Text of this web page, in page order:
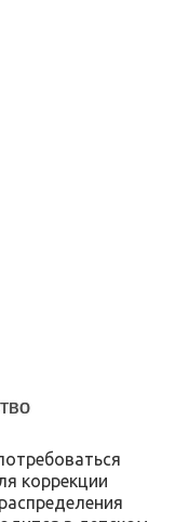
коррекции